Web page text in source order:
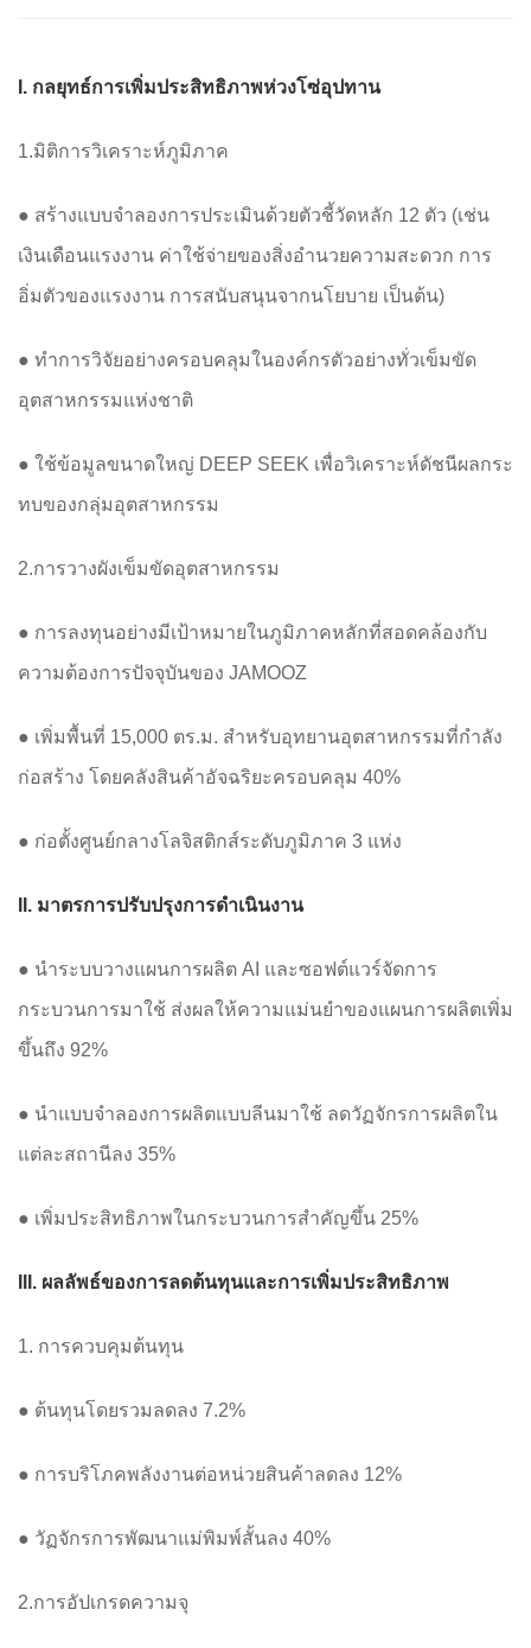
I. กลยุทธ์การเพิ่มประสิทธิภาพห่วงโซ่อุปทาน
1.มิติการวิเคราะห์ภูมิภาค
● สร้างแบบจำลองการประเมินด้วยตัวชี้วัดหลัก 12 ตัว (เช่น
เงินเดือนแรงงาน ค่าใช้จ่ายของสิ่งอำนวยความสะดวก การ
อิ่มตัวของแรงงาน การสนับสนุนจากนโยบาย เป็นต้น)
● ทำการวิจัยอย่างครอบคลุมในองค์กรตัวอย่างทั่วเข็มขัด
อุตสาหกรรมแห่งชาติ
● ใช้ข้อมูลขนาดใหญ่ DEEP SEEK เพื่อวิเคราะห์ดัชนีผลกระ
ทบของกลุ่มอุตสาหกรรม
2.การวางผังเข็มขัดอุตสาหกรรม
● การลงทุนอย่างมีเป้าหมายในภูมิภาคหลักที่สอดคล้องกับ
ความต้องการปัจจุบันของ JAMOOZ
● เพิ่มพื้นที่ 15,000 ตร.ม. สำหรับอุทยานอุตสาหกรรมที่กำลัง
ก่อสร้าง โดยคลังสินค้าอัจฉริยะครอบคลุม 40%
● ก่อตั้งศูนย์กลางโลจิสติกส์ระดับภูมิภาค 3 แห่ง
II. มาตรการปรับปรุงการดำเนินงาน
● นำระบบวางแผนการผลิต AI และซอฟต์แวร์จัดการ
กระบวนการมาใช้ ส่งผลให้ความแม่นยำของแผนการผลิตเพิ่ม
ขึ้นถึง 92%
● นำแบบจำลองการผลิตแบบลีนมาใช้ ลดวัฏจักรการผลิตใน
แต่ละสถานีลง 35%
● เพิ่มประสิทธิภาพในกระบวนการสำคัญขึ้น 25%
III. ผลลัพธ์ของการลดต้นทุนและการเพิ่มประสิทธิภาพ
1. การควบคุมต้นทุน
● ต้นทุนโดยรวมลดลง 7.2%
● การบริโภคพลังงานต่อหน่วยสินค้าลดลง 12%
● วัฏจักรการพัฒนาแม่พิมพ์สั้นลง 40%
2.การอัปเกรดความจุ